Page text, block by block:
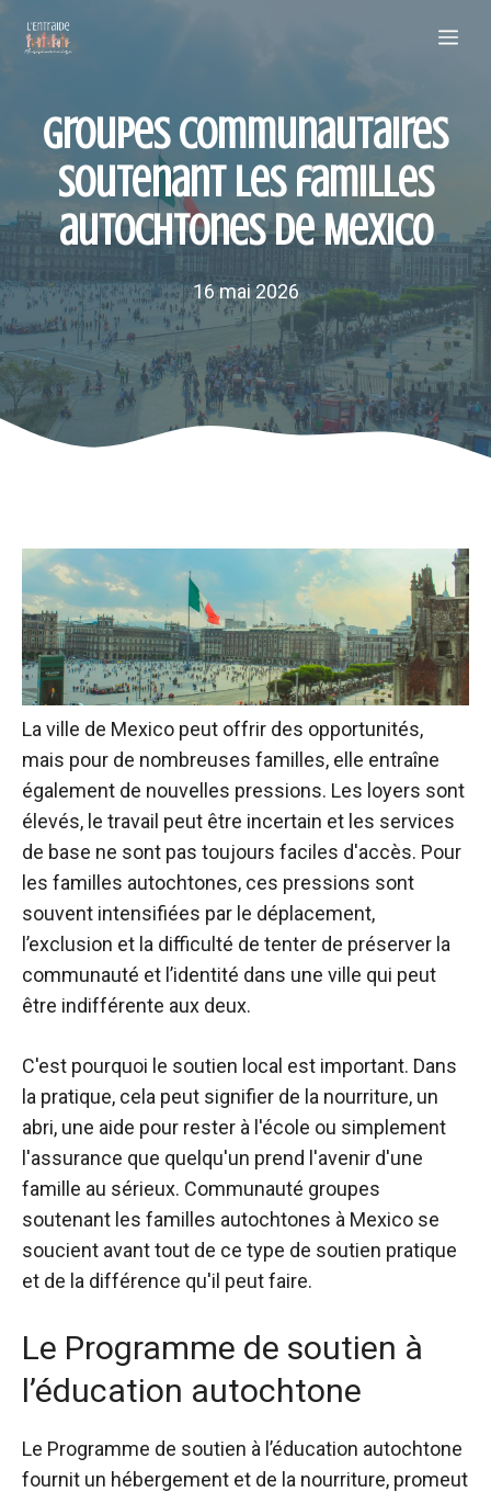
Groupes communautaires
soutenant les familles
autochtones de Mexico
16 mai 2026
La ville de Mexico peut offrir des opportunités,
mais pour de nombreuses familles, elle entraîne
également de nouvelles pressions. Les loyers sont
élevés, le travail peut être incertain et les services
de base ne sont pas toujours faciles d'accès. Pour
les familles autochtones, ces pressions sont
souvent intensifiées par le déplacement,
l’exclusion et la difficulté de tenter de préserver la
communauté et l’identité dans une ville qui peut
être indifférente aux deux.
C'est pourquoi le soutien local est important. Dans
la pratique, cela peut signifier de la nourriture, un
abri, une aide pour rester à l'école ou simplement
l'assurance que quelqu'un prend l'avenir d'une
famille au sérieux. Communauté groupes
soutenant les familles autochtones à Mexico se
soucient avant tout de ce type de soutien pratique
et de la différence qu'il peut faire.
Le Programme de soutien à
l’éducation autochtone
Le Programme de soutien à l’éducation autochtone
fournit un hébergement et de la nourriture, promeut